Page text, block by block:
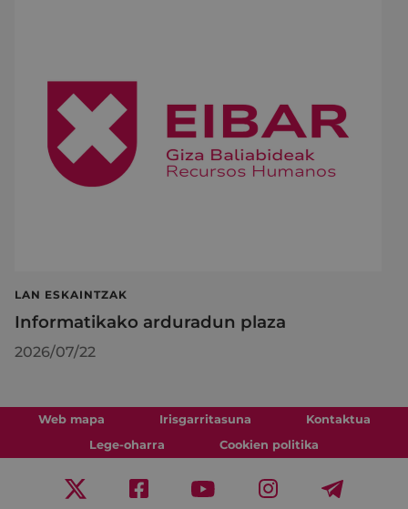
LAN ESKAINTZAK
Informatikako arduradun plaza
2026/07/22
Web mapa Irisgarritasuna
Kontaktua
Lege-oharra
Cookien politika